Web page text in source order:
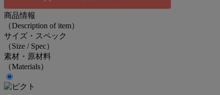
商品情報
（Description of item）
サイズ・スペック
（Size / Spec）
素材・原材料
（Materials）